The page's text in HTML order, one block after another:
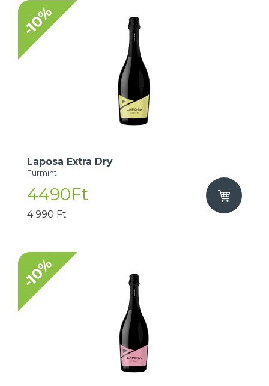
-10%
Laposa Extra Dry
Furmint
4490Ft
4 990 Ft
-10%